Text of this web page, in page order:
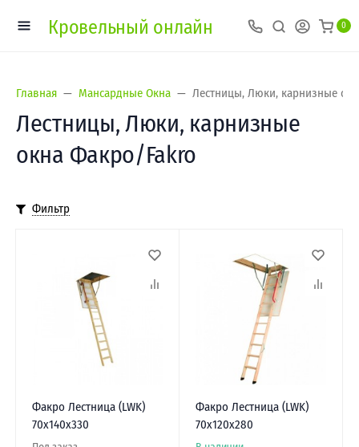
Кровельный онлайн 0
Главная Мансардные Окна Лестницы, Люки, карнизные
Лестницы, Люки, карнизные
окна Факро/Fakro
Фильтр
Факро Лестница (LWK)
70х140х330
Факро Лестница (LWK)
70х120х280